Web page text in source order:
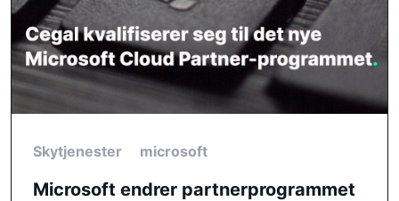
Skytjenester microsoft
Microsoft endrer partnerprogrammet